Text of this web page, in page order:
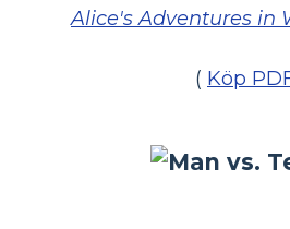
Alice's Adventures in
( Köp